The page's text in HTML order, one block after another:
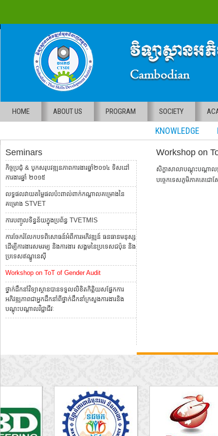
HOME ABOUT US PROGRAM SOCIETY
KNOWLEDGE
Seminars
កិច្ចប្រជុំ & បូកសរុបវឌ្ឍនភាពការងារឆ្នាំ២០១៤ ទិសដៅ
ការងារឆ្នាំ ២០១៥
លទ្ធផលវាយតម្លៃផលប៉ះពាល់ពាក់កណ្តាលគម្រោងនៃ
គម្រោង STVET
ការបញ្ចូលទិន្នន័យក្នុងប្រព័ន្ធ TVETMIS
ការចែករំលែកបទពិសោធន៍អំពីការអភិវឌ្ឍន៍ ធនធានមនុស្ស
ដើម្បីការងារសមរម្យ និងការងារ សង្គមនៃប្រទេសជប៉ុន និង
ប្រទេសឥណ្ឌូនេស៊ី
Workshop on ToT of Gender Audit
ថ្នាក់ដឹកនាំវិទ្យាស្ថានបានទទួលលិខិតកិត្តិយសផ្នែកការ
អភិវឌ្ឍភាពជាអ្នកដឹកនាំពីថ្នាក់ដឹកនាំក្រសួងការងារនិង
បណ្តុះបណ្តាលវិជ្ជាជីវៈ
Workshop on
សិក្ខាសាលាបណ្តុះបណ្តា
បច្ចេកទេសភូមិភាគតេជោ